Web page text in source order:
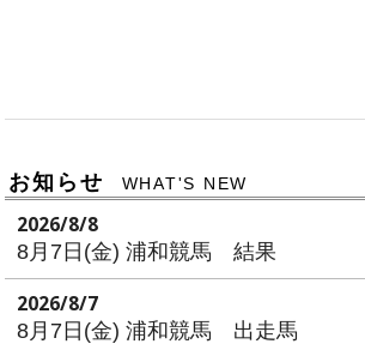
お知らせ WHAT'S NEW
2026/8/8
8月7日(金) 浦和競馬 結果
2026/8/7
8月7日(金) 浦和競馬 出走馬